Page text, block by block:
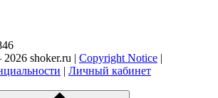
shoker.ru | Copyright Notice |
| Личный кабинет